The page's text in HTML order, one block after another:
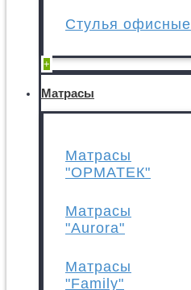
Стулья офисные
+
Матрасы
Матрасы
"ОРМАТЕК"
Матрасы
"Aurora"
Матрасы
"Family"